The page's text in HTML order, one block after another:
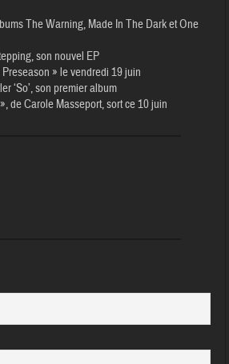
The Warning, Made In The Dark et One
son nouvel EP
» le vendredi 19 juin
‘So’, son premier album
de Carole Masseport, sort ce 10 juin